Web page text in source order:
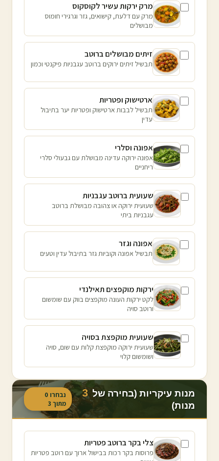
מרק ירקות עשיר לקוסקוס
מרק עם דלעת, קישואים, גזר וגרגירי חומוס
מבושלים
זיתים מבושלים ברוטב
תבשיל זיתים ירוקים ברוטב עגבניות פיקנטי וכמון
ארטישוק ופטריות
תבשיל לבבות ארטישוק ופטריות יער בתיבול
עדין
אפונה וסלרי
אפונה ירוקה עדינה מבושלת עם גבעולי סלרי
ריחניים
שעועית ברוטב עגבניות
שעועית ירוקה או צהובה מבושלת ברוטב
עגבניות ביתי
אפונה וגזר
תבשיל אפונה וקוביות גזר בתיבול עדין וטעים
ירקות מוקפצים תאילנדי
לקט ירקות העונה מוקפצים בווק עם שומשום
ורוטב סויה
שעועית מוקפצת בסויה
שעועית ירוקה מוקפצת קלות עם שום, סויה
ושומשום קלוי
מנות עיקריות (בחירה של 3
מנות)
נבחרו 0
מתוך 3
צלי בקר ברוטב פטריות
פרוסות בקר רכות בבישול ארוך עם רוטב פטריות